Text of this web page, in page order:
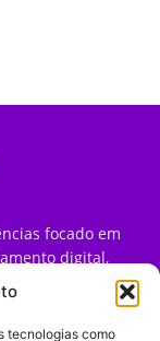
tecnologias como
focado em
digital,
que impactam a
no Brasil.